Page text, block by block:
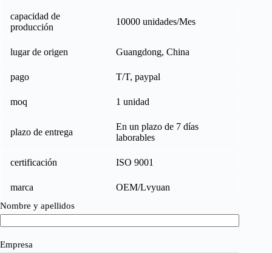
capacidad de
producción
10000 unidades/Mes
lugar de origen Guangdong, China
pago T/T, paypal
moq 1 unidad
plazo de entrega
En un plazo de 7 días
laborables
certificación ISO 9001
marca OEM/Lvyuan
Nombre y apellidos
Empresa